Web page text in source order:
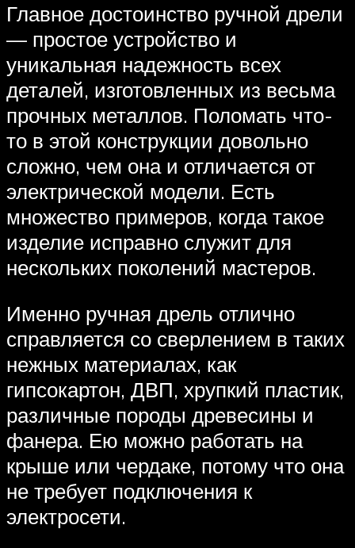
Главное достоинство ручной дрели
— простое устройство и
уникальная надежность всех
деталей, изготовленных из весьма
прочных металлов. Поломать что-
то в этой конструкции довольно
сложно, чем она и отличается от
электрической модели. Есть
множество примеров, когда такое
изделие исправно служит для
нескольких поколений мастеров.
Именно ручная дрель отлично
справляется со сверлением в таких
нежных материалах, как
гипсокартон, ДВП, хрупкий пластик,
различные породы древесины и
фанера. Ею можно работать на
крыше или чердаке, потому что она
не требует подключения к
электросети.